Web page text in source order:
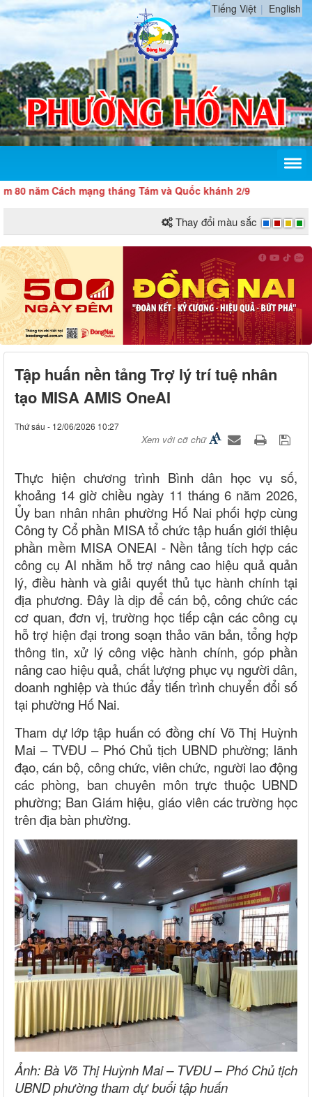
Tiếng Việt English
Cách mạng tháng Tám và Quốc khánh 2/9
Thay đổi màu sắc
Tập huấn nền tảng Trợ lý trí tuệ nhân
tạo MISA AMIS OneAI
Thứ sáu - 12/06/2026 10:27
Xem với cỡ chữ
Thực hiện chương trình Bình dân học vụ số,
khoảng 14 giờ chiều ngày 11 tháng 6 năm 2026,
Ủy ban nhân nhân phường Hố Nai phối hợp cùng
Công ty Cổ phần MISA tổ chức tập huấn giới thiệu
phần mềm MISA ONEAI - Nền tảng tích hợp các
công cụ AI nhằm hỗ trợ nâng cao hiệu quả quản
lý, điều hành và giải quyết thủ tục hành chính tại
địa phương. Đây là dịp để cán bộ, công chức các
cơ quan, đơn vị, trường học tiếp cận các công cụ
hỗ trợ hiện đại trong soạn thảo văn bản, tổng hợp
thông tin, xử lý công việc hành chính, góp phần
nâng cao hiệu quả, chất lượng phục vụ người dân,
doanh nghiệp và thúc đẩy tiến trình chuyển đổi số
tại phường Hố Nai.
Tham dự lớp tập huấn có đồng chí Võ Thị Huỳnh
Mai – TVĐU – Phó Chủ tịch UBND phường; lãnh
đạo, cán bộ, công chức, viên chức, người lao động
các phòng, ban chuyên môn trực thuộc UBND
phường; Ban Giám hiệu, giáo viên các trường học
trên địa bàn phường.
Ảnh: Bà Võ Thị Huỳnh Mai – TVĐU – Phó Chủ tịch
UBND phường tham dự buổi tập huấn